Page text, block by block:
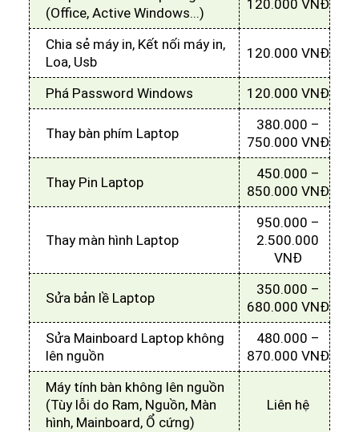
(Office, Active Windows...)
120.000 VNĐ
Chia sẻ máy in, Kết nối máy in,
Loa, Usb
120.000 VNĐ
Phá Password Windows 120.000 VNĐ
Thay bàn phím Laptop
380.000 –
750.000 VNĐ
Thay Pin Laptop
450.000 –
850.000 VNĐ
Thay màn hình Laptop
950.000 –
2.500.000
VNĐ
Sửa bản lề Laptop
350.000 –
680.000 VNĐ
Sửa Mainboard Laptop không
lên nguồn
480.000 –
870.000 VNĐ
Máy tính bàn không lên nguồn
(Tùy lỗi do Ram, Nguồn, Màn
hình, Mainboard, Ổ cứng)
Liên hệ